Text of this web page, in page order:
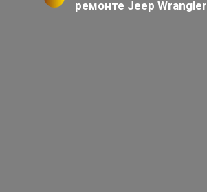
ремонте Jeep Wrangler